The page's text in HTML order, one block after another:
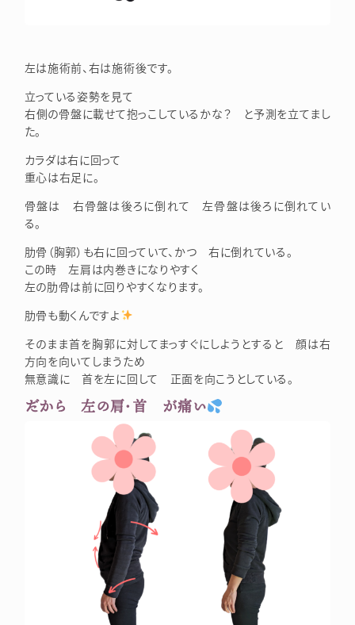
左は施術前、右は施術後です。
立っている姿勢を見て
右側の骨盤に載せて抱っこしているかな？ と予測を立てまし
た。
カラダは右に回って
重心は右足に。
骨盤は 右骨盤は後ろに倒れて 左骨盤は後ろに倒れてい
る。
肋骨（胸郭）も右に回っていて、かつ 右に倒れている。
この時 左肩は内巻きになりやすく
左の肋骨は前に回りやすくなります。
肋骨も動くんですよ
そのまま首を胸郭に対してまっすぐにしようとすると 顔は右
方向を向いてしまうため
無意識に 首を左に回して 正面を向こうとしている。
だから 左の肩・首 が痛い